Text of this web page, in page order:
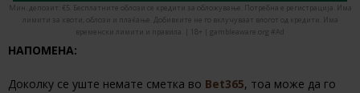
Мин. депозит: €5. Бесплатните облози се кредити за обложување. Потребна е регистрација. Има
лимити за квоти, облози и плаќање. Добивките не го вклучуваат влогот од кредити. Има
временски лимити и правила. | 18+ | gambleaware.org #Ad
НАПОМЕНА:
Доколку се уште немате сметка во Bet365, тоа може да го